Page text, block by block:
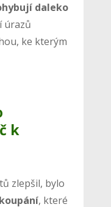
daleko
úrazů
ke kterým
k
zlepšil, bylo
, které